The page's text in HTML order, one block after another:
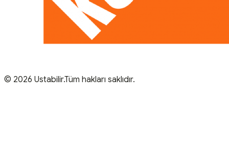
© 2026 Ustabilir.Tüm hakları saklıdır.